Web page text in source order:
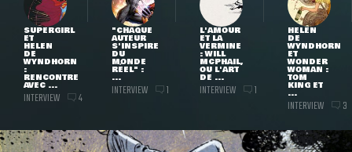
SUPERGIRL
ET
HELEN
DE
WYNDHORN
:
RENCONTRE
AVEC ...
INTERVIEW 4
"CHAQUE
AUTEUR
S'INSPIRE
DU
MONDE
RÉEL" :
...
INTERVIEW 1
L'AMOUR
ET LA
VERMINE
: WILL
MCPHAIL,
OU L'ART
DE ...
INTERVIEW 1
HELEN
DE
WYNDHORN
ET
WONDER
WOMAN :
TOM
KING ET
...
INTERVIEW 3